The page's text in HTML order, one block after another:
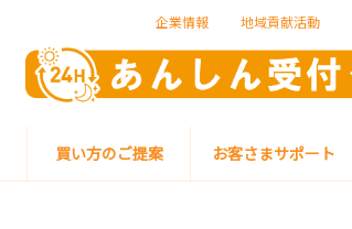
買い方のご提案 お客さまサポート
企業情報 地域貢献活動